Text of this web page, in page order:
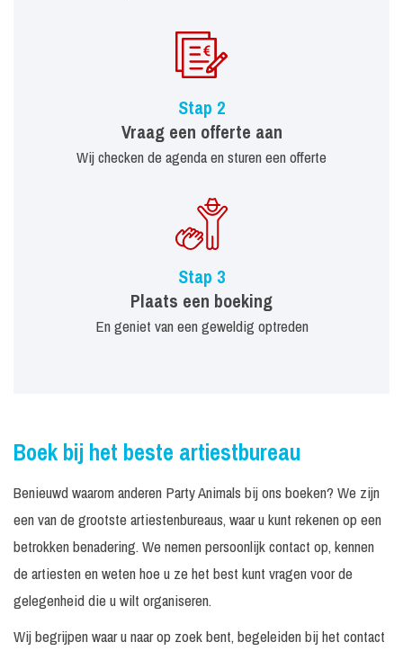
Stap 2
Vraag een offerte aan
Wij checken de agenda en sturen een offerte
Stap 3
Plaats een boeking
En geniet van een geweldig optreden
Boek bij het beste artiestbureau
Benieuwd waarom anderen Party Animals bij ons boeken? We zijn
een van de grootste artiestenbureaus, waar u kunt rekenen op een
betrokken benadering. We nemen persoonlijk contact op, kennen
de artiesten en weten hoe u ze het best kunt vragen voor de
gelegenheid die u wilt organiseren.
Wij begrijpen waar u naar op zoek bent, begeleiden bij het contact